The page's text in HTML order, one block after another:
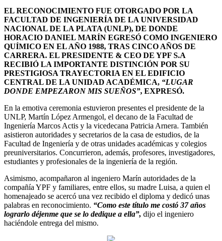
EL RECONOCIMIENTO FUE OTORGADO POR LA
FACULTAD DE INGENIERÍA DE LA UNIVERSIDAD
NACIONAL DE LA PLATA (UNLP), DE DONDE
HORACIO DANIEL MARÍN EGRESÓ COMO INGENIERO
QUÍMICO EN EL AÑO 1988, TRAS CINCO AÑOS DE
CARRERA. EL PRESIDENTE & CEO DE YPF S.A
RECIBIÓ LA IMPORTANTE DISTINCIÓN POR SU
PRESTIGIOSA TRAYECTORIA EN EL EDIFICIO
CENTRAL DE LA UNIDAD ACADÉMICA, “LUGAR
DONDE EMPEZARON MIS SUEÑOS”, EXPRESÓ.
En la emotiva ceremonia estuvieron presentes el presidente de la
UNLP, Martín López Armengol, el decano de la Facultad de
Ingeniería Marcos Actis y la vicedecana Patricia Arnera. También
asistieron autoridades y secretarios de la casa de estudios, de la
Facultad de Ingeniería y de otras unidades académicas y colegios
preuniversitarios. Concurrieron, además, profesores, investigadores,
estudiantes y profesionales de la ingeniería de la región.
Asimismo, acompañaron al ingeniero Marín autoridades de la
compañía YPF y familiares, entre ellos, su madre Luisa, a quien el
homenajeado se acercó una vez recibido el diploma y dedicó unas
palabras en reconocimiento. “Como este título me costó 37 años
lograrlo déjenme que se lo dedique a ella”, dijo el ingeniero
haciéndole entrega del mismo.